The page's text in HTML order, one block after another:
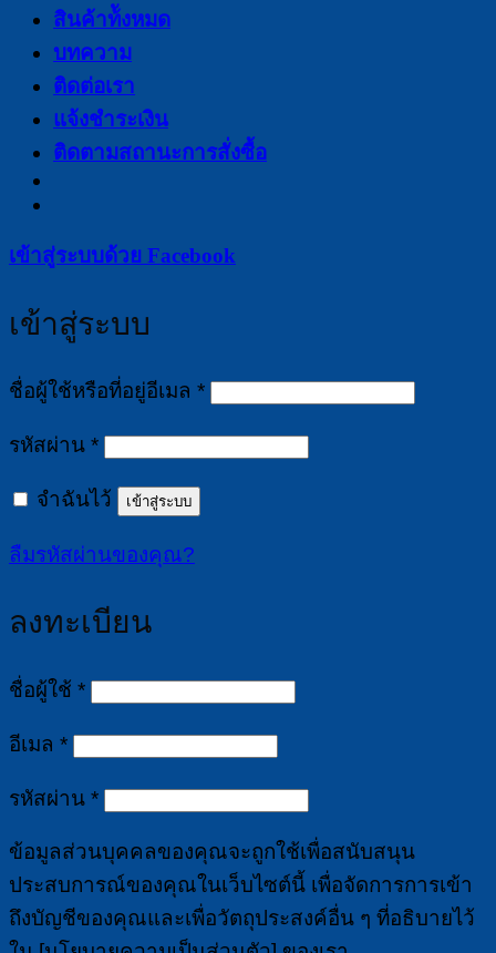
สินค้าท้ังหมด
บทความ
ติดต่อเรา
แจ้งชำระเงิน
ติดตามสถานะการสั่งซื้อ
เข้าสู่ระบบด้วย Facebook
เข้าสู่ระบบ
ชื่อผู้ใช้หรือที่อยู่อีเมล *ต้องการ
รหัสผ่าน *ต้องการ
จำฉันไว้ เข้าสู่ระบบ
ลืมรหัสผ่านของคุณ?
ลงทะเบียน
ชื่อผู้ใช้ *ต้องการ
อีเมล *ต้องการ
รหัสผ่าน *ต้องการ
ข้อมูลส่วนบุคคลของคุณจะถูกใช้เพื่อสนับสนุน
ประสบการณ์ของคุณในเว็บไซต์นี้ เพื่อจัดการการเข้า
ถึงบัญชีของคุณและเพื่อวัตถุประสงค์อื่น ๆ ที่อธิบายไว้